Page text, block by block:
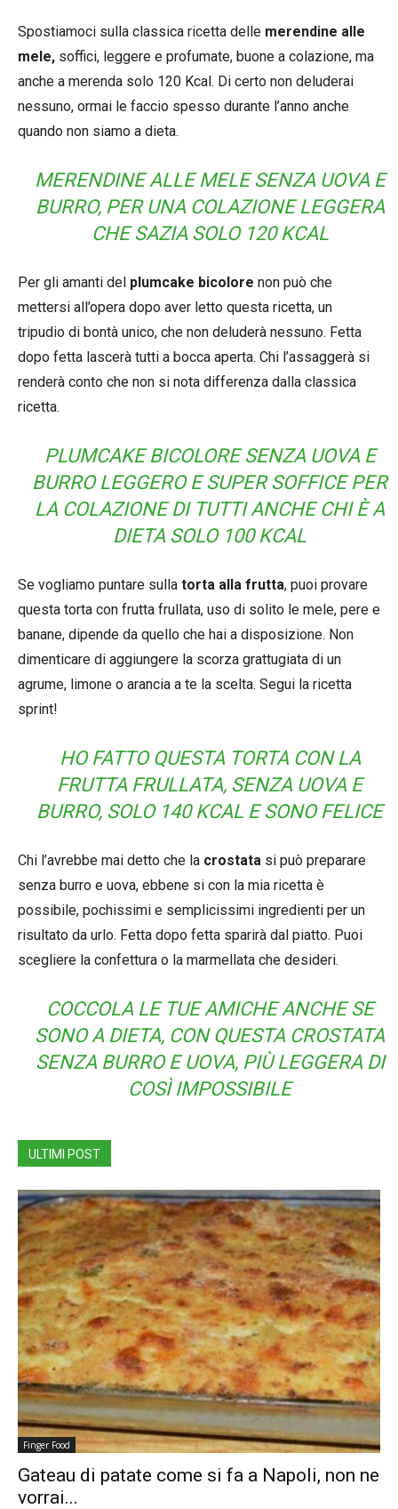
Spostiamoci sulla classica ricetta delle merendine alle
mele, soffici, leggere e profumate, buone a colazione, ma
anche a merenda solo 120 Kcal. Di certo non deluderai
nessuno, ormai le faccio spesso durante l’anno anche
quando non siamo a dieta.
MERENDINE ALLE MELE SENZA UOVA E
BURRO, PER UNA COLAZIONE LEGGERA
CHE SAZIA SOLO 120 KCAL
Per gli amanti del plumcake bicolore non può che
mettersi all’opera dopo aver letto questa ricetta, un
tripudio di bontà unico, che non deluderà nessuno. Fetta
dopo fetta lascerà tutti a bocca aperta. Chi l’assaggerà si
renderà conto che non si nota differenza dalla classica
ricetta.
PLUMCAKE BICOLORE SENZA UOVA E
BURRO LEGGERO E SUPER SOFFICE PER
LA COLAZIONE DI TUTTI ANCHE CHI È A
DIETA SOLO 100 KCAL
Se vogliamo puntare sulla torta alla frutta, puoi provare
questa torta con frutta frullata, uso di solito le mele, pere e
banane, dipende da quello che hai a disposizione. Non
dimenticare di aggiungere la scorza grattugiata di un
agrume, limone o arancia a te la scelta. Segui la ricetta
sprint!
HO FATTO QUESTA TORTA CON LA
FRUTTA FRULLATA, SENZA UOVA E
BURRO, SOLO 140 KCAL E SONO FELICE
Chi l’avrebbe mai detto che la crostata si può preparare
senza burro e uova, ebbene si con la mia ricetta è
possibile, pochissimi e semplicissimi ingredienti per un
risultato da urlo. Fetta dopo fetta sparirà dal piatto. Puoi
scegliere la confettura o la marmellata che desideri.
COCCOLA LE TUE AMICHE ANCHE SE
SONO A DIETA, CON QUESTA CROSTATA
SENZA BURRO E UOVA, PIÙ LEGGERA DI
COSÌ IMPOSSIBILE
ULTIMI POST
Finger Food
Gateau di patate come si fa a Napoli, non ne
vorrai...